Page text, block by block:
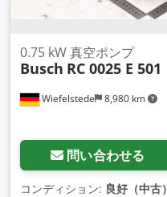
Wiefelstede 8,980 km
0.75 kW 真空ポンプ
Busch RC 0025 E 501
問い合わせる
コンディション: 良好（中古）